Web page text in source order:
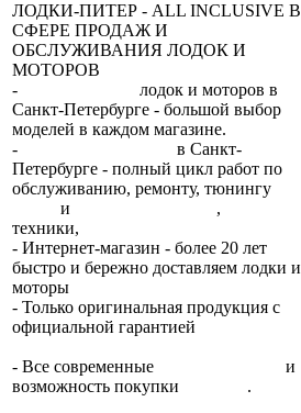
ЛОДКИ-ПИТЕР - ALL INCLUSIVE В
СФЕРЕ ПРОДАЖ И
ОБСЛУЖИВАНИЯ ЛОДОК И
МОТОРОВ
-
лодок и моторов в
Санкт-Петербурге - большой выбор
моделей в каждом магазине.
-
в Санкт-
Петербурге - полный цикл работ по
обслуживанию, ремонту, тюнингу
и ,
техники,
- Интернет-магазин - более 20 лет
быстро и бережно доставляем лодки и
моторы
- Только оригинальная продукция с
официальной гарантией
- Все современные
и
возможность покупки
.